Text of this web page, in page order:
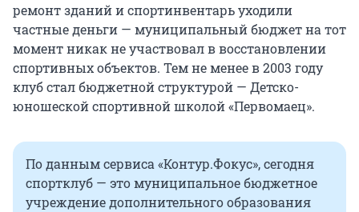
ремонт зданий и спортинвентарь уходили
частные деньги — муниципальный бюджет на тот
момент никак не участвовал в восстановлении
спортивных объектов. Тем не менее в 2003 году
клуб стал бюджетной структурой — Детско-
юношеской спортивной школой «Первомаец».
По данным сервиса «Контур.Фокус», сегодня
спортклуб — это муниципальное бюджетное
учреждение дополнительного образования